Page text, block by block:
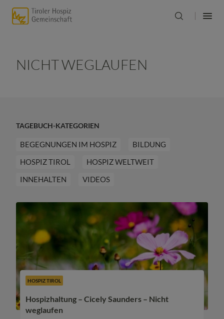
NICHT WEGLAUFEN
TAGEBUCH-KATEGORIEN
BEGEGNUNGEN IM HOSPIZ
BILDUNG
HOSPIZ TIROL
HOSPIZ WELTWEIT
INNEHALTEN
VIDEOS
HOSPIZ TIROL
Hospizhaltung – Cicely Saunders – Nicht
weglaufen